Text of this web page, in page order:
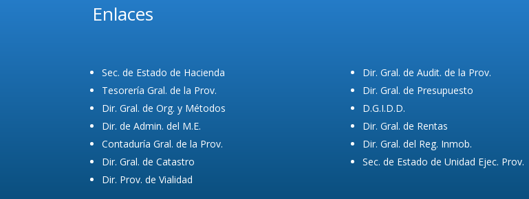
Enlaces
Sec. de Estado de Hacienda
Tesorería Gral. de la Prov.
Dir. Gral. de Org. y Métodos
Dir. de Admin. del M.E.
Contaduría Gral. de la Prov.
Dir. Gral. de Catastro
Dir. Prov. de Vialidad
Dir. Gral. de Audit. de la Prov.
Dir. Gral. de Presupuesto
D.G.I.D.D.
Dir. Gral. de Rentas
Dir. Gral. del Reg. Inmob.
Sec. de Estado de Unidad Ejec. Prov.